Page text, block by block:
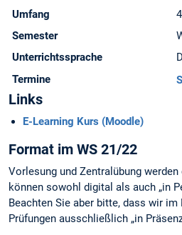
Umfang
4
Semester
Unterrichtssprache
Termine
Links
E-Learning Kurs (Moodle)
Format im WS 21/22
Vorlesung und Zentralübung
können sowohl digital als auch „in
Beachten Sie aber bitte, dass wir
Prüfungen ausschließlich „in